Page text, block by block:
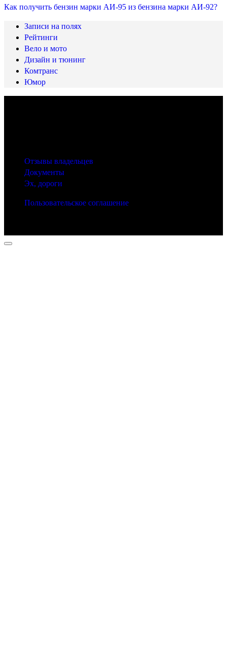
Как получить бензин марки АИ-95 из бензина марки АИ-92?
Записи на полях
Рейтинги
Вело и мото
Дизайн и тюнинг
Комтранс
Юмор
Отзывы владельцев
Документы
Эх, дороги
Пользовательское соглашение